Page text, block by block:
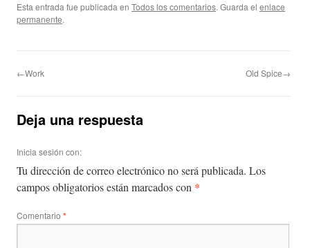
Esta entrada fue publicada en Todos los comentarios. Guarda el enlace
permanente.
←Work Old Spice→
Deja una respuesta
Inicia sesión con:
Tu dirección de correo electrónico no será publicada. Los
campos obligatorios están marcados con *
Comentario *